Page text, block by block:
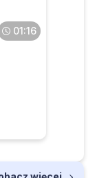
01:16